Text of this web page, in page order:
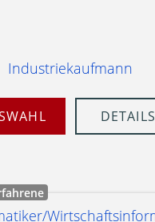
Industriekaufmann
DETAILS